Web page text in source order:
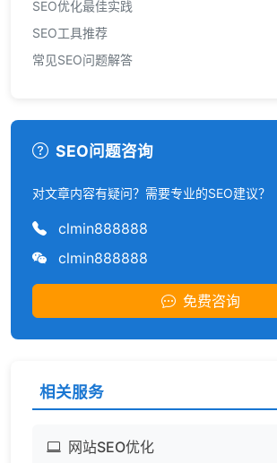
SEO优化最佳实践
SEO工具推荐
常见SEO问题解答
SEO问题咨询
对文章内容有疑问？需要专业的SEO建议？
clmin888888
clmin888888
免费咨询
相关服务
网站SEO优化